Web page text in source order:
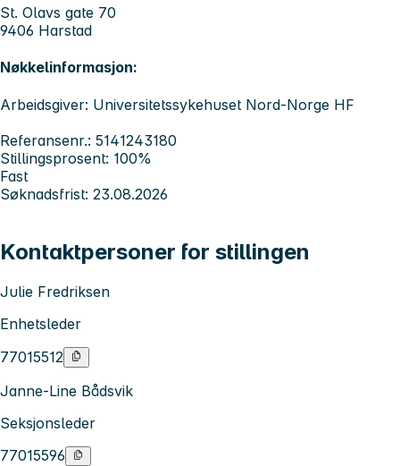
St. Olavs gate 70
9406 Harstad
Nøkkelinformasjon:
Arbeidsgiver: Universitetssykehuset Nord-Norge HF
Referansenr.: 5141243180
Stillingsprosent: 100%
Fast
Søknadsfrist: 23.08.2026
Kontaktpersoner for stillingen
Julie Fredriksen
Enhetsleder
77015512
Janne-Line Bådsvik
Seksjonsleder
77015596